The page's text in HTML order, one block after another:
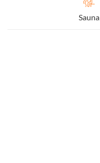
Sauna